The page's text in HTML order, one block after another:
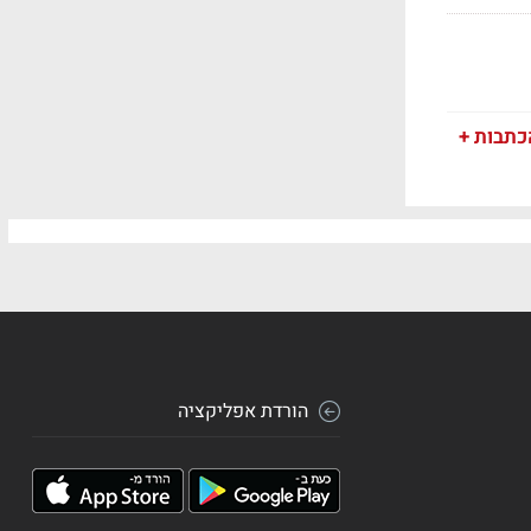
+
הורדת אפליקציה